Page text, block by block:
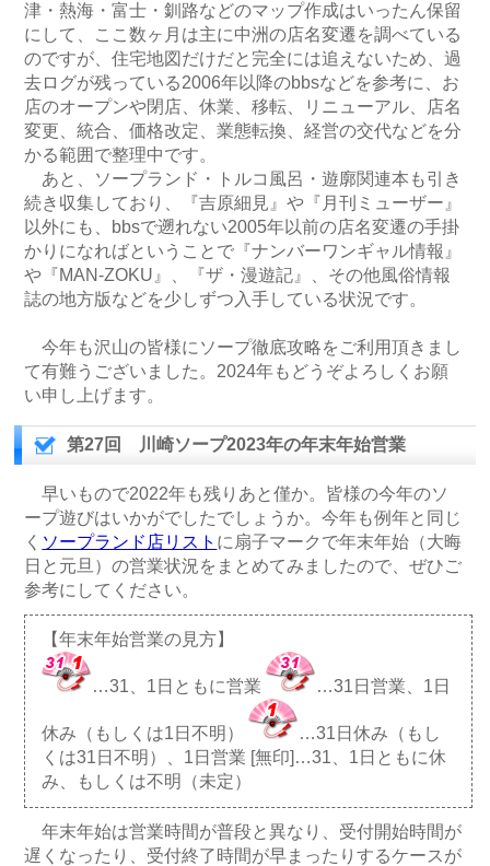
津・熱海・富士・釧路などのマップ作成はいったん保留
にして、ここ数ヶ月は主に中洲の店名変遷を調べている
のですが、住宅地図だけだと完全には追えないため、過
去ログが残っている2006年以降のbbsなどを参考に、お
店のオープンや閉店、休業、移転、リニューアル、店名
変更、統合、価格改定、業態転換、経営の交代などを分
かる範囲で整理中です。
あと、ソープランド・トルコ風呂・遊廓関連本も引き
続き収集しており、『吉原細見』や『月刊ミューザー』
以外にも、bbsで遡れない2005年以前の店名変遷の手掛
かりになればということで『ナンバーワンギャル情報』
や『MAN-ZOKU』、『ザ・漫遊記』、その他風俗情報
誌の地方版などを少しずつ入手している状況です。
今年も沢山の皆様にソープ徹底攻略をご利用頂きまし
て有難うございました。2024年もどうぞよろしくお願
い申し上げます。
第27回 川崎ソープ2023年の年末年始営業
早いもので2022年も残りあと僅か。皆様の今年のソ
ープ遊びはいかがでしたでしょうか。今年も例年と同じ
く ソープランド店リスト に扇子マークで年末年始（大晦
日と元旦）の営業状況をまとめてみましたので、ぜひご
参考にしてください。
【年末年始営業の見方】
…31、1日ともに営業 …31日営業、1日
休み（もしくは1日不明）
…31日休み（もし
くは31日不明）、1日営業 [無印]…31、1日ともに休
み、もしくは不明（未定）
年末年始は営業時間が普段と異なり、受付開始時間が
遅くなったり、受付終了時間が早まったりするケースが